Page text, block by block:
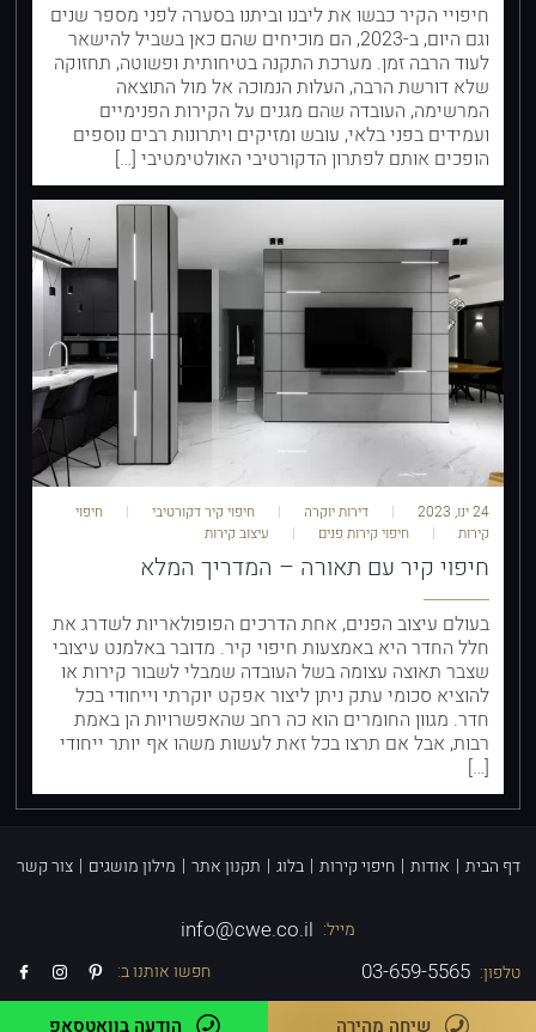
חיפויי הקיר כבשו את ליבנו וביתנו בסערה לפני מספר שנים
וגם היום, ב-2023, הם מוכיחים שהם כאן בשביל להישאר
לעוד הרבה זמן. מערכת התקנה בטיחותית ופשוטה, תחזוקה
שלא דורשת הרבה, העלות הנמוכה אל מול התוצאה
המרשימה, העובדה שהם מגנים על הקירות הפנימיים
ועמידים בפני בלאי, עובש ומזיקים ויתרונות רבים נוספים
הופכים אותם לפתרון הדקורטיבי האולטימטיבי […]
24 ינו, 2023 דירות יוקרה חיפוי קיר דקורטיבי
חיפוי
קירות
חיפוי קירות פנים עיצוב קירות
חיפוי קיר עם תאורה – המדריך המלא
בעולם עיצוב הפנים, אחת הדרכים הפופולאריות לשדרג את
חלל החדר היא באמצעות חיפוי קיר. מדובר באלמנט עיצובי
שצבר תאוצה עצומה בשל העובדה שמבלי לשבור קירות או
להוציא סכומי עתק ניתן ליצור אפקט יוקרתי וייחודי בכל
חדר. מגוון החומרים הוא כה רחב שהאפשרויות הן באמת
רבות, אבל אם תרצו בכל זאת לעשות משהו אף יותר ייחודי
[…]
דף הבית | אודות | חיפוי קירות | בלוג | תקנון אתר | מילון מושגים | צור קשר
מייל: info@cwe.co.il
טלפון: 03-659-5565 חפשו אותנו ב:
שיחה מהירה הודעה בוואטסאפ